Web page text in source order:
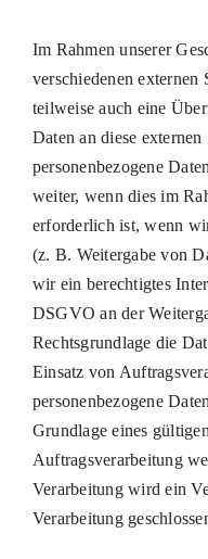
Im Rahmen unserer
verschiedenen externen
teilweise auch eine
Daten an diese
personenbezogene
weiter, wenn dies im
erforderlich ist, wenn
(z. B. Weitergabe von
wir ein berechtigtes
DSGVO an der
Rechtsgrundlage die
Einsatz von
personenbezogene
Grundlage eines
Auftragsverarbeitung
Verarbeitung wird ein
Verarbeitung